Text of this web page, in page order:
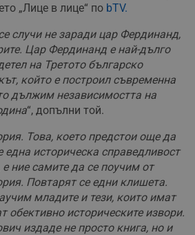
„Лице в лице“ по bTV.
случи не заради цар Фердинанд,
Цар Фердинанд е най-дълго
на Третото българско
който е построил съвременна
дължим независимостта на
“, допълни той.
Това, което предстои още да
една историческа справедливост
ние самите да се поучим от
Повтарят се едни клишета.
младите и тези, които имат
обективно историческите извори.
издаде не просто книга, но и